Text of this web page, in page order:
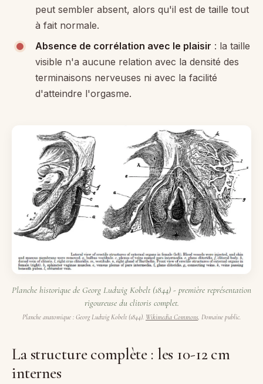
peut sembler absent, alors qu'il est de taille tout
à fait normale.
Absence de corrélation avec le plaisir : la taille
visible n'a aucune relation avec la densité des
terminaisons nerveuses ni avec la facilité
d'atteindre l'orgasme.
Planche historique de Georg Ludwig Kobelt (1844) - première représentation
rigoureuse du clitoris complet.
Planche anatomique : Georg Ludwig Kobelt (1844). Wikimedia Commons, Domaine public.
La structure complète : les 10-12 cm
internes